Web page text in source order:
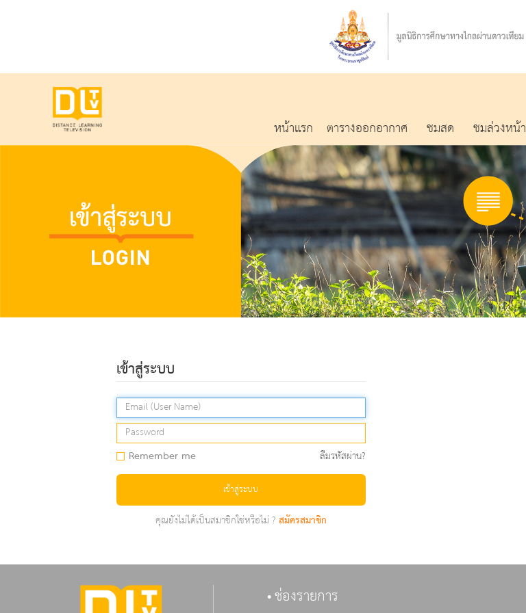
หน้าแรก ตารางออกอากาศ ชมสด ชมล่วงหน้า
เข้าสู่ระบบ
Remember me ลืมรหัสผ่าน?
เข้าสู่ระบบ
คุณยังไม่ได้เป็นสมาชิกใช่หรือไม่ ?สมัครสมาชิก
ช่องรายการ